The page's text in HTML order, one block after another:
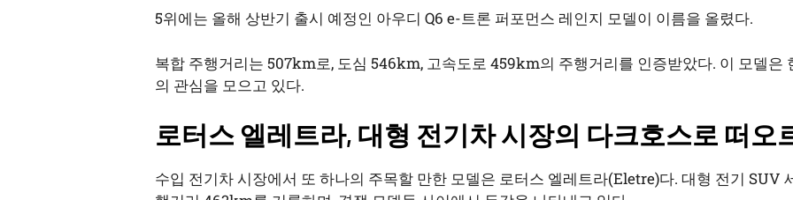
5위에는 올해 상반기 출시 예정인 아우디 Q6 e-트론 퍼포먼스 레인지 모델이 이름을 올렸다.
복합 주행거리는 507km로, 도심 546km, 고속도로 459km의 주행거리를 인증받았다. 이 모델은
의 관심을 모으고 있다.
로터스 엘레트라, 대형 전기차 시장의 다크호스로 떠오
수입 전기차 시장에서 또 하나의 주목할 만한 모델은 로터스 엘레트라(Eletre)다. 대형 전기 SUV